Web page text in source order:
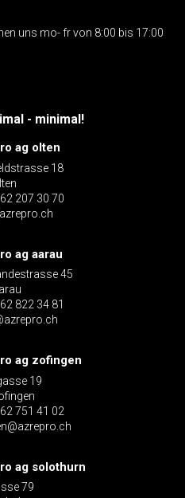
uns mo- fr von 8:00 bis 17:00
- minimal!
ag olten
18
207 30 70
ag aarau
45
822 34 81
ag zofingen
19
751 41 02
ag solothurn
79